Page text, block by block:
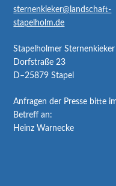
sternenkieker@landschaft-
stapelholm.de
Stapelholmer Sternenkieker
Dorfstraße 23
D–25879 Stapel
Anfragen der Presse bitte
Betreff an:
Heinz Warnecke